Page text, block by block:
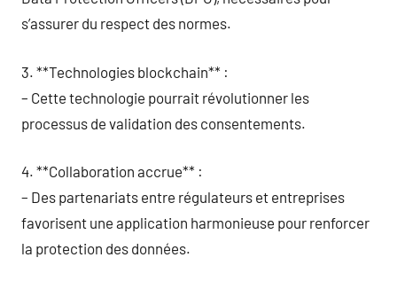
s’assurer du respect des normes.
3. **Technologies blockchain** :
– Cette technologie pourrait révolutionner les
processus de validation des consentements.
4. **Collaboration accrue** :
– Des partenariats entre régulateurs et entreprises
favorisent une application harmonieuse pour renforcer
la protection des données.